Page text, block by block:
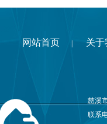
网站首页 关于
慈溪
联系